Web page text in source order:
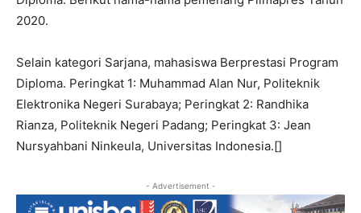
2020.
Selain kategori Sarjana, mahasiswa Berprestasi Program
Diploma. Peringkat 1: Muhammad Alan Nur, Politeknik
Elektronika Negeri Surabaya; Peringkat 2: Randhika
Rianza, Politeknik Negeri Padang; Peringkat 3: Jean
Nursyahbani Ninkeula, Universitas Indonesia.[]
- Advertisement -